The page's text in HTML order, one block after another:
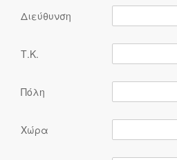
Διεύθυνση
Τ.Κ.
Πόλη
Χώρα